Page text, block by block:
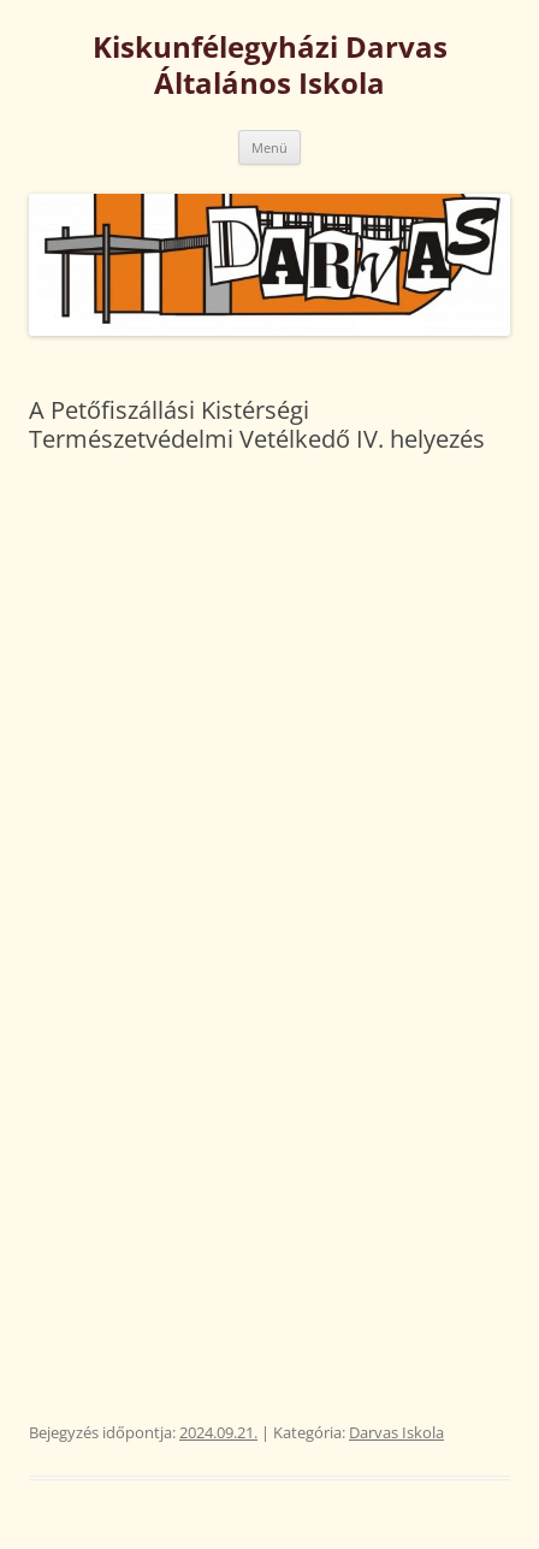
tartalombaKiskunfélegyházi Darvas
Általános Iskola
Menü
A Petőfiszállási Kistérségi
Természetvédelmi Vetélkedő IV. helyezés
Bejegyzés időpontja:2024.09.21. | Kategória: Darvas Iskola